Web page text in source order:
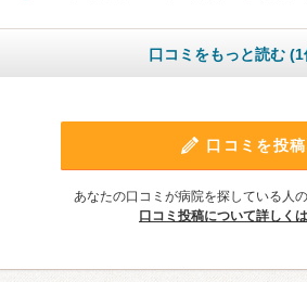
口コミをもっと読む (1
口コミを投稿
あなたの口コミが病院を探している人
口コミ投稿について詳しく